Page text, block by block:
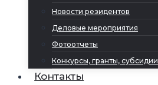
Новости резидентов
Деловые мероприятия
Фотоотчеты
Конкурсы, гранты, субсидии
Контакты